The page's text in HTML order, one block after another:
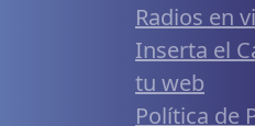
Radios en
Inserta el
tu web
Política de